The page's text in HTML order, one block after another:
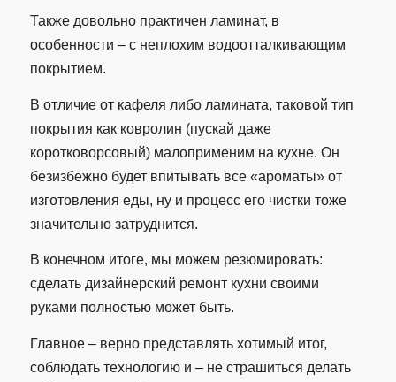
Также довольно практичен ламинат, в
особенности – с неплохим водоотталкивающим
покрытием.
В отличие от кафеля либо ламината, таковой тип
покрытия как ковролин (пускай даже
коротковорсовый) малоприменим на кухне. Он
безизбежно будет впитывать все «ароматы» от
изготовления еды, ну и процесс его чистки тоже
значительно затруднится.
В конечном итоге, мы можем резюмировать:
сделать дизайнерский ремонт кухни своими
руками полностью может быть.
Главное – верно представлять хотимый итог,
соблюдать технологию и – не страшиться делать